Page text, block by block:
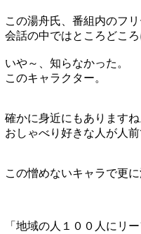
この湯舟氏、番組内のフ
会話の中ではところどこ
いや～、知らなかった。
このキャラクター。
確かに身近にもありますね
おしゃべり好きな人が人
この憎めないキャラで更
「地域の人１００人にリ